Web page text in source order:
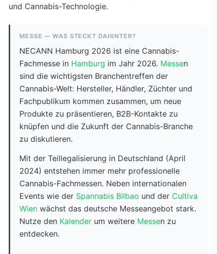
und Cannabis-Technologie.
MESSE — WAS STECKT DAHINTER?
NECANN Hamburg 2026 ist eine Cannabis-
Fachmesse in Hamburg im Jahr 2026. Messen
sind die wichtigsten Branchentreffen der
Cannabis-Welt: Hersteller, Händler, Züchter und
Fachpublikum kommen zusammen, um neue
Produkte zu präsentieren, B2B-Kontakte zu
knüpfen und die Zukunft der Cannabis-Branche
zu diskutieren.
Mit der Teillegalisierung in Deutschland (April
2024) entstehen immer mehr professionelle
Cannabis-Fachmessen. Neben internationalen
Events wie der Spannabis Bilbao und der Cultiva
Wien wächst das deutsche Messeangebot stark.
Nutze den Kalender um weitere Messen zu
entdecken.